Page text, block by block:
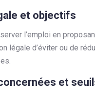
et objectifs
l’emploi en
légale d’éviter ou de
et